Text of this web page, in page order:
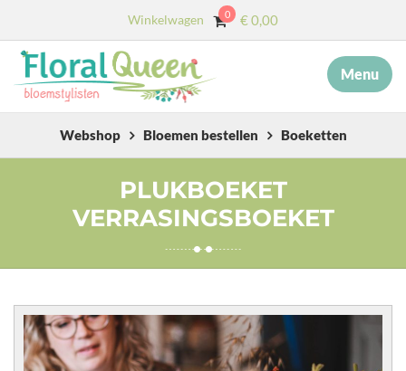
Winkelwagen 0 €0,00
Menu
Webshop Bloemen bestellen Boeketten
PLUKBOEKET
VERRASINGSBOEKET
MENU ×
START
DIENSTEN
AFSCHEID MET BLOEMEN
WEBSHOP